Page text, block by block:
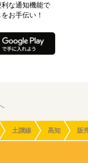
な通知機能で
お手伝い！
土讃線 高知 販